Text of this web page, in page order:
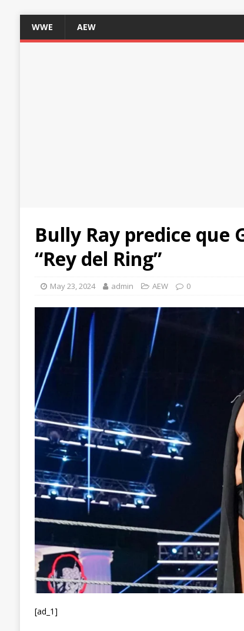
WWE AEW
Bully Ray predice que
“Rey del Ring”
May 23, 2024 admin AEW 0
[ad_1]